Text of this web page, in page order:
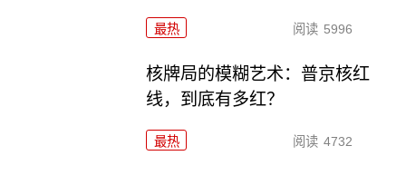
最热 阅读 5996
核牌局的模糊艺术：普京核红
线，到底有多红？
最热 阅读 4732